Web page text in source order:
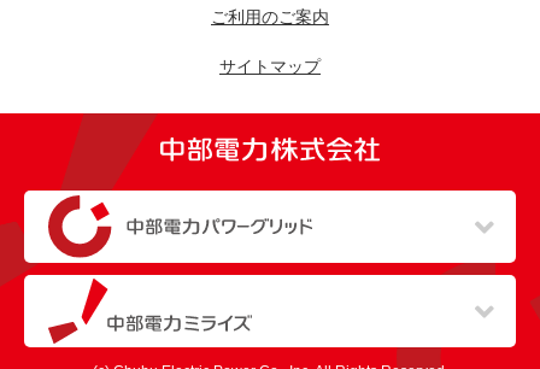
ご利用のご案内
サイトマップ
（新しいウィンドウを開きます）
（新しいウィンドウを開きます）